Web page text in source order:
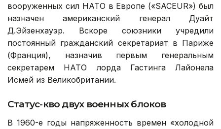
вооруженных сил НАТО в Европе («SACEUR») был
назначен американский генерал Дуайт
Д.Эйзенхауэр. Вскоре союзники учредили
постоянный гражданский секретариат в Париже
(Франция), назначив первым генеральным
секретарем НАТО лорда Гастинга Лайонела
Исмей из Великобритании.
Статус-кво двух военных блоков
В 1960-е годы напряженность времен «холодной